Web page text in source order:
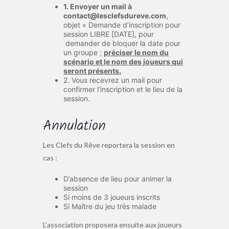
1. Envoyer un mail à
contact@lesclefsdureve.com,
objet « Demande d’inscription pour
session LIBRE [DATE], pour
demander de bloquer la date pour
un groupe ; préciser le nom du
scénario et le nom des joueurs qui
seront présents.
2. Vous recevrez un mail pour
confirmer l’inscription et le lieu de la
session.
Annulation
Les Clefs du Rêve reportera la session en
cas :
D’absence de lieu pour animer la
session
Si moins de 3 joueurs inscrits
Si Maître du jeu très malade
L’association proposera ensuite aux joueurs